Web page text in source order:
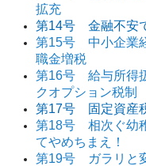
拡充
第14号 金融不安
第15号 中小企業
職金増税
第16号 給与所得
クオプション税制
第17号 固定資産
第18号 相次ぐ幼
てやめちまえ！
第19号 ガラリと